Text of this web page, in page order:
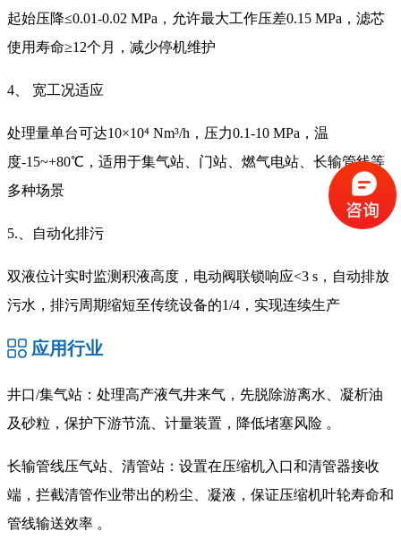
起始压降≤0.01-0.02 MPa，允许最大工作压差0.15 MPa，滤芯
使用寿命≥12个月，减少停机维护
4、 宽工况适应
处理量单台可达10×10⁴ Nm³/h，压力0.1-10 MPa，温
度-15~+80℃，适用于集气站、门站、燃气电站、长输管线等
多种场景
5.、自动化排污
双液位计实时监测积液高度，电动阀联锁响应<3 s，自动排放
污水，排污周期缩短至传统设备的1/4，实现连续生产
应用行业
井口/集气站：处理高产液气井来气，先脱除游离水、凝析油
及砂粒，保护下游节流、计量装置，降低堵塞风险 。
长输管线压气站、清管站：设置在压缩机入口和清管器接收
端，拦截清管作业带出的粉尘、凝液，保证压缩机叶轮寿命和
管线输送效率 。